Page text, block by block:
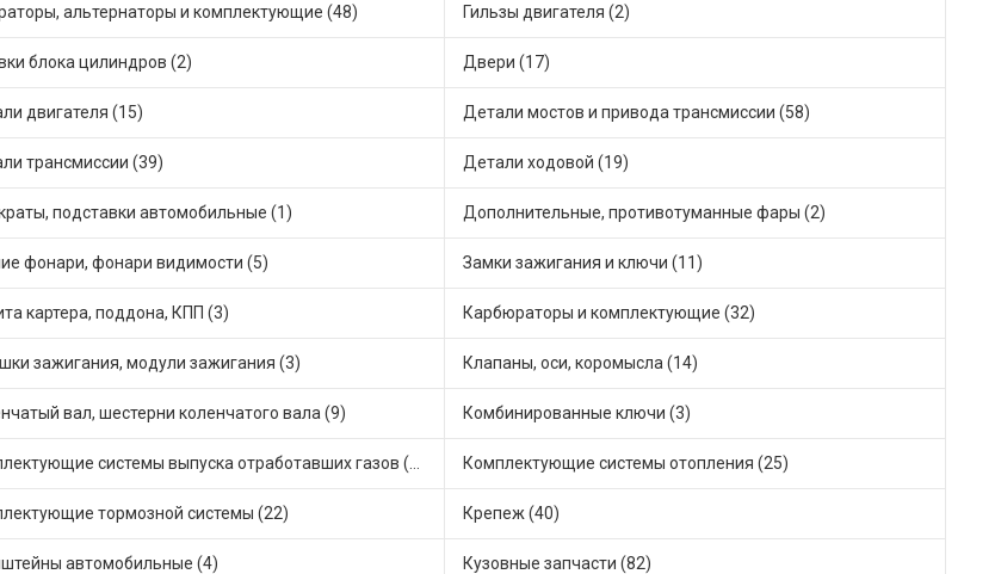
альтернаторы и комплектующие (48) Гильзы двигателя (2)
блока цилиндров (2) Двери (17)
двигателя (15) Детали мостов и привода трансмиссии (58)
трансмиссии (39) Детали ходовой (19)
подставки автомобильные (1) Дополнительные, противотуманные фары (2)
фонари, фонари видимости (5) Замки зажигания и ключи (11)
картера, поддона, КПП (3) Карбюраторы и комплектующие (32)
зажигания, модули зажигания (3) Клапаны, оси, коромысла (14)
вал, шестерни коленчатого вала (9) Комбинированные ключи (3)
Комплектующие системы отопления (25)
тормозной системы (22) Крепеж (40)
автомобильные (4) Кузовные запчасти (82)